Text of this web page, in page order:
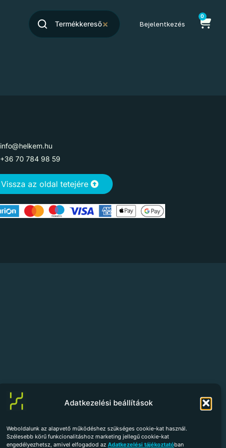
Adatkezelési beállítások
Weboldalunk az alapvető működéshez szükséges cookie-kat használ.
Szélesebb körű funkcionalitáshoz marketing jellegű cookie-kat
engedélyezhetsz, amivel elfogadod az Adatkezelési tájékoztatóban
Bejelentkezés
0
info@helkem.hu
+36 70 784 98 59
Vissza az oldal tetejére